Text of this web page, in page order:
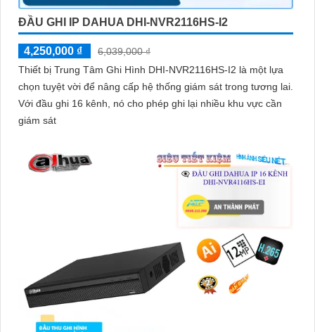
ĐẦU GHI IP DAHUA DHI-NVR2116HS-I2
4,250,000 ₫
6,039,000 ₫
Thiết bị Trung Tâm Ghi Hình DHI-NVR2116HS-I2 là một lựa
chọn tuyệt vời để nâng cấp hệ thống giám sát trong tương lai.
Với đầu ghi 16 kênh, nó cho phép ghi lại nhiều khu vực cần
giám sát